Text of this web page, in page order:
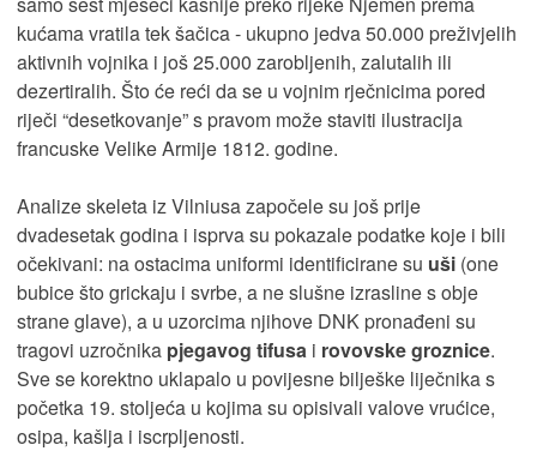
kućama vratila tek šačica - ukupno jedva 50.000 preživjelih
aktivnih vojnika i još 25.000 zarobljenih, zalutalih ili
dezertiralih. Što će reći da se u vojnim rječnicima pored
riječi “desetkovanje” s pravom može staviti ilustracija
francuske Velike Armije 1812. godine.
Analize skeleta iz Vilniusa započele su još prije
dvadesetak godina i isprva su pokazale podatke koje i bili
očekivani: na ostacima uniformi identificirane su uši (one
bubice što grickaju i svrbe, a ne slušne izrasline s obje
strane glave), a u uzorcima njihove DNK pronađeni su
tragovi uzročnika pjegavog tifusa i rovovske groznice.
Sve se korektno uklapalo u povijesne bilješke liječnika s
početka 19. stoljeća u kojima su opisivali valove vrućice,
osipa, kašlja i iscrpljenosti.